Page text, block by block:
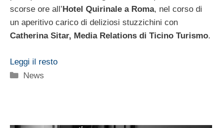
scorse ore all’ Hotel Quirinale a Roma, nel corso di
un aperitivo carico di deliziosi stuzzichini con
Catherina Sitar, Media Relations di Ticino Turismo.
Leggi il resto
Categorie
News